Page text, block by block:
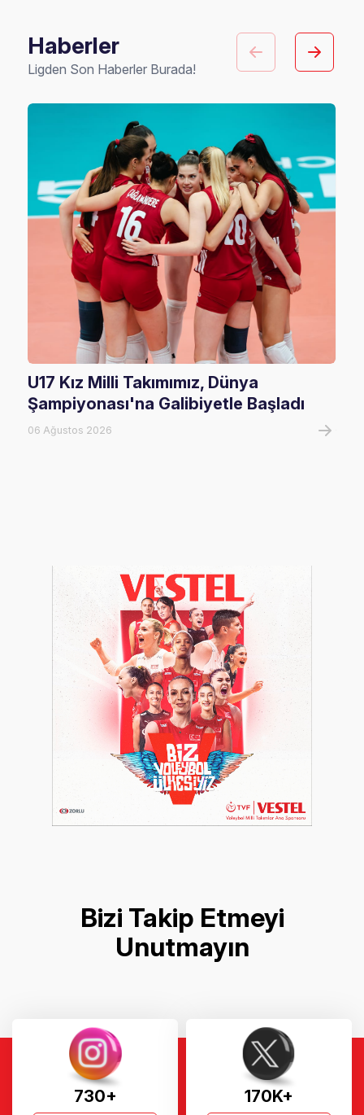
Haberler
Ligden Son Haberler Burada!
U17 Kız Milli Takımımız, Dünya
Şampiyonası'na Galibiyetle Başladı
06 Ağustos 2026
Bizi Takip Etmeyi
Unutmayın
730+ 170K+